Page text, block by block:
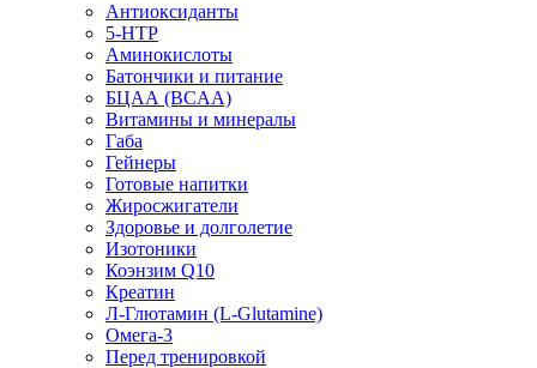
Антиоксиданты
5-HTP
Аминокислоты
Батончики и питание
БЦАА (BCAA)
Витамины и минералы
Габа
Гейнеры
Готовые напитки
Жиросжигатели
Здоровье и долголетие
Изотоники
Коэнзим Q10
Креатин
Л-Глютамин (L-Glutamine)
Омега-3
Перед тренировкой